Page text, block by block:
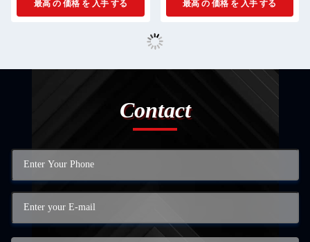
最高 の 価格 を 入手 する
最高 の 価格 を 入手 する
Contact